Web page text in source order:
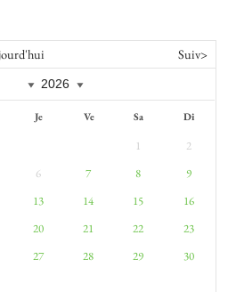
Suiv>
Je Ve Sa Di
1
2
6 7 8
9
13 14 15
16
20 21 22
23
27 28 29
30